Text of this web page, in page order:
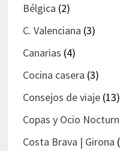
Bélgica (2)
C. Valenciana (3)
Canarias (4)
Cocina casera (3)
Consejos de viaje(13)
Copas y Ocio
Costa Brava | Girona